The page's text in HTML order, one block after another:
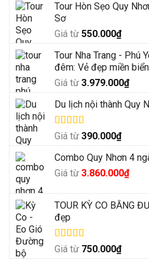
Tour Hòn Sẹo Quy
Sơ
Giá từ 550.000₫
Tour Nha Trang - Phú
đêm: Vẻ đẹp miền biển
Giá từ 3.979.000₫
Du lịch nội thành Quy
Được xếp
sao
Giá từ 390.000₫
Combo Quy Nhơn 4
Giá từ Giá
là:
4.500.000₫.
3.860.000₫Giá
là:
TOUR KỲ CO BẰNG
đẹp
Được xếp
Giá từ 750.000₫